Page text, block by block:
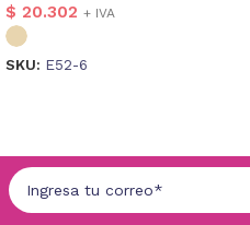
$ 20.302 + IVA
SKU: E52-6